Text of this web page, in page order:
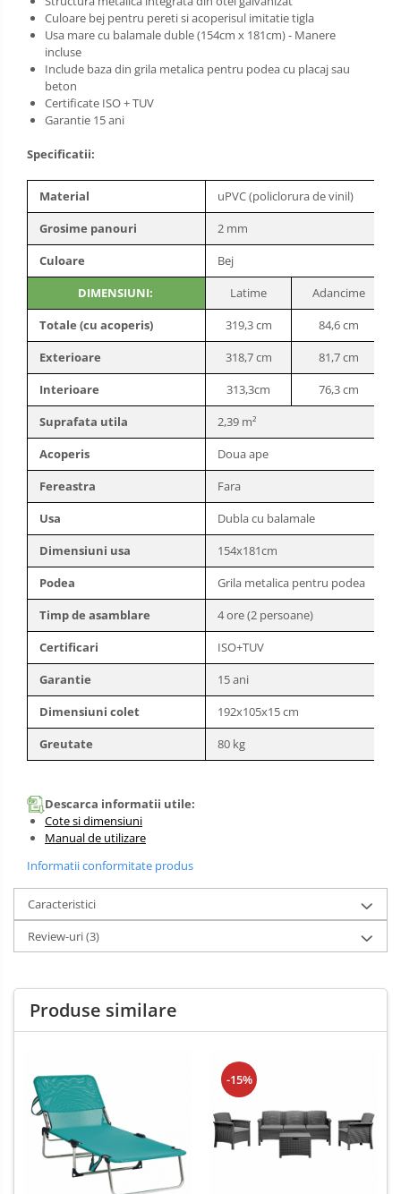
Culoare bej pentru pereti si acoperisul imitatie tigla
Usa mare cu balamale duble (154cm x 181cm) - Manere
incluse
Include baza din grila metalica pentru podea cu placaj sau
beton
Certificate ISO + TUV
Garantie 15 ani
Specificatii:
Material
uPVC (policlorura de vinil)
Grosime panouri
2 mm
Culoare
Bej
DIMENSIUNI:
Latime
Adancime
Totale (cu acoperis)
319,3 cm
84,6 cm
Exterioare
318,7 cm
81,7 cm
Interioare
313,3cm
76,3 cm
Suprafata utila
2,39 m²
Acoperis
Doua ape
Fereastra
Fara
Usa
Dubla cu balamale
Dimensiuni usa
154x181cm
Podea
Grila metalica pentru podea
Timp de asamblare
4 ore (2 persoane)
Certificari
ISO+TUV
Garantie
15 ani
Dimensiuni colet
192x105x15 cm
Greutate
80 kg
Descarca informatii utile:
Cote si dimensiuni
Manual de utilizare
Informatii conformitate produs
Caracteristici
Review-uri(3)
Produse similare
-15%